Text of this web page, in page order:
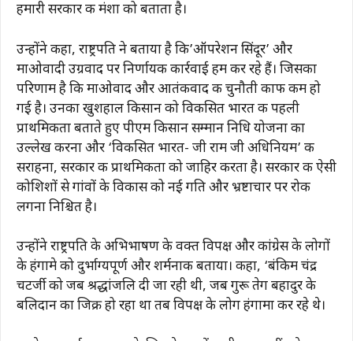
हमारी सरकार की मंशा को बताता है।
उन्होंने कहा, राष्ट्रपति ने बताया है कि’ऑपरेशन सिंदूर’ और
माओवादी उग्रवाद पर निर्णायक कार्रवाई हम कर रहे हैं। जिसका
परिणाम है कि माओवाद और आतंकवाद की चुनौती काफी कम हो
गई है। उनका खुशहाल किसान को विकसित भारत की पहली
प्राथमिकता बताते हुए पीएम किसान सम्मान निधि योजना का
उल्लेख करना और ‘विकसित भारत- जी राम जी अधिनियम’ की
सराहना, सरकार की प्राथमिकता को जाहिर करता है। सरकार की ऐसी
कोशिशों से गांवों के विकास को नई गति और भ्रष्टाचार पर रोक
लगना निश्चित है।
उन्होंने राष्ट्रपति के अभिभाषण के वक्त विपक्ष और कांग्रेस के लोगों
के हंगामे को दुर्भाग्यपूर्ण और शर्मनाक बताया। कहा, ‘बंकिम चंद्र
चटर्जी को जब श्रद्धांजलि दी जा रही थी, जब गुरू तेग बहादुर के
बलिदान का जिक्र हो रहा था तब विपक्ष के लोग हंगामा कर रहे थे।